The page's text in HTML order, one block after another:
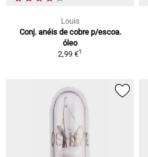
Louis
Conj. anéis de cobre p/escoa.
óleo
2,99 €1